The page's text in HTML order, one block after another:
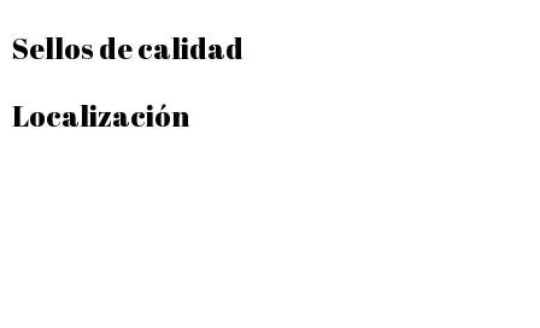
Sellos de calidad
Localización